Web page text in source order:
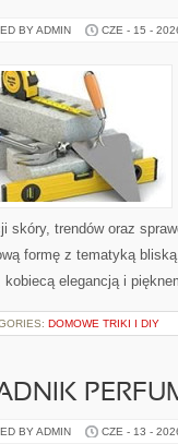
BY ADMIN CZE - 15 -
skóry, trendów oraz
formę z tematyką
kobiecą elegancją i
DOMOWE TRIKI I DIY
BY ADMIN CZE - 13 -